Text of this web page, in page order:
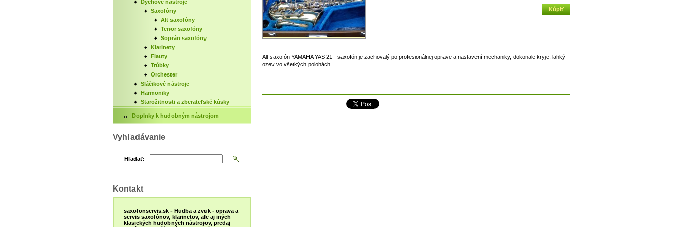
Alt saxofón YAMAHA YAS 21 - saxofón je zachovalý po profesionálnej oprave a nastavení mechaniky, dokonale kryje, lahký
ozev vo všetkých polohách.
Dychové nástroje
Saxofóny
Alt saxofóny
Tenor saxofóny
Soprán saxofóny
Klarinety
Flauty
Trúbky
Orchester
Sláčikové nástroje
Harmoniky
Starožitnosti a zberateľské kúsky
Doplnky k hudobným nástrojom
Vyhľadávanie
Hľadať:
Kontakt
saxofonservis.sk - Hudba a zvuk - oprava a
servis saxofónov, klarinetov, ale aj iných
klasických hudobných nástrojov, predaj